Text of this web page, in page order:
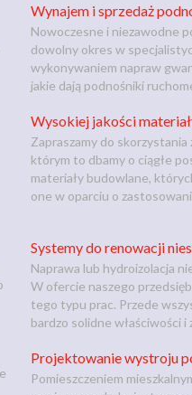
Wynajem i sprzedaż
Nowoczesne i niezawodne
dowolny okres w
wykonywaniem napraw
jakie dają podnośniki
Wysokiej jakości
Zapraszamy do
którym to dbamy o ciągłe
materiały budowlane,
one w oparciu o
Systemy do renowacji
Naprawa lub hydroizolacja
W ofercie naszego
tego typu prac. Przede
bardzo solidne właściwości i
Projektowanie wystroju
Pomieszczeniem